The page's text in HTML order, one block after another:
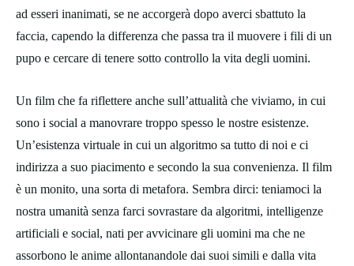
ad esseri inanimati, se ne accorgerà dopo averci sbattuto la
faccia, capendo la differenza che passa tra il muovere i fili di un
pupo e cercare di tenere sotto controllo la vita degli uomini.
Un film che fa riflettere anche sull’attualità che viviamo, in cui
sono i social a manovrare troppo spesso le nostre esistenze.
Un’esistenza virtuale in cui un algoritmo sa tutto di noi e ci
indirizza a suo piacimento e secondo la sua convenienza. Il film
è un monito, una sorta di metafora. Sembra dirci: teniamoci la
nostra umanità senza farci sovrastare da algoritmi, intelligenze
artificiali e social, nati per avvicinare gli uomini ma che ne
assorbono le anime allontanandole dai suoi simili e dalla vita